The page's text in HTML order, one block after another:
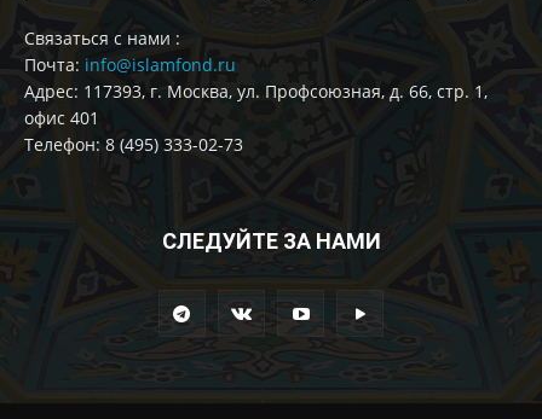
Cвязаться с нами :
Почта: info@islamfond.ru
Адрес: 117393, г. Москва, ул. Профсоюзная, д. 66, стр. 1,
офис 401
Телефон: 8 (495) 333-02-73
СЛЕДУЙТЕ ЗА НАМИ